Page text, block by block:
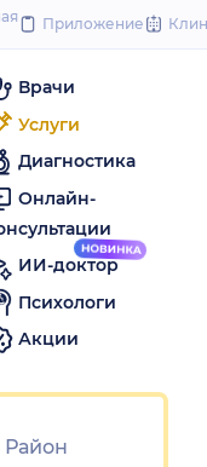
to
Приложение
Врачи
Услуги
Диагностика
Онлайн-
ИИ-доктор
Психологи
Акции